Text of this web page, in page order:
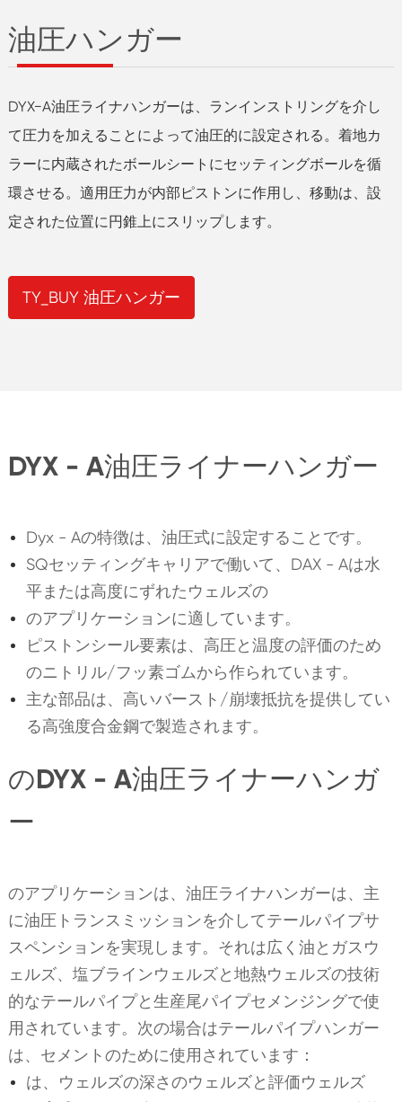
油圧ハンガー
DYX−A油圧ライナハンガーは、ランインストリングを介し
て圧力を加えることによって油圧的に設定される。着地カ
ラーに内蔵されたボールシートにセッティングボールを循
環させる。適用圧力が内部ピストンに作用し、移動は、設
定された位置に円錐上にスリップします。
TY_BUY 油圧ハンガー
DYX - A油圧ライナーハンガー
Dyx - Aの特徴は、油圧式に設定することです。
SQセッティングキャリアで働いて、DAX - Aは水
平または高度にずれたウェルズの
のアプリケーションに適しています。
ピストンシール要素は、高圧と温度の評価のため
のニトリル/フッ素ゴムから作られています。
主な部品は、高いバースト/崩壊抵抗を提供してい
る高強度合金鋼で製造されます。
のDYX - A油圧ライナーハンガ
ー
のアプリケーションは、油圧ライナハンガーは、主
に油圧トランスミッションを介してテールパイプサ
スペンションを実現します。それは広く油とガスウ
ェルズ、塩ブラインウェルズと地熱ウェルズの技術
的なテールパイプと生産尾パイプセメンジングで使
用されています。次の場合はテールパイプハンガー
は、セメントのために使用されています：
は、ウェルズの深さのウェルズと評価ウェルズ